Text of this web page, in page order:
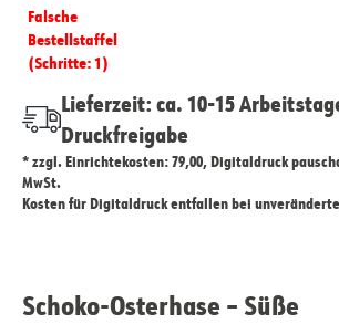
Falsche
Bestellstaffel
(Schritte: 1)
Lieferzeit: ca. 10-15
Druckfreigabe
* zzgl. Einrichtekosten: 79,00, Digitaldruck
MwSt.
Kosten für Digitaldruck entfallen bei
Schoko-Osterhase – Süße